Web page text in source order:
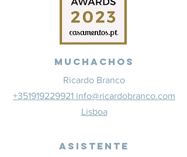
Muchachos
Ricardo Branco
+351919229921 info@ricardobranco.com
Lisboa
Asistente